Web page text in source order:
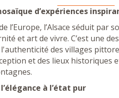
d’expériences
l’Europe, l’Alsace séduit par
et art de vivre. C’est une
des villages
et des lieux historiques
à l’état pur